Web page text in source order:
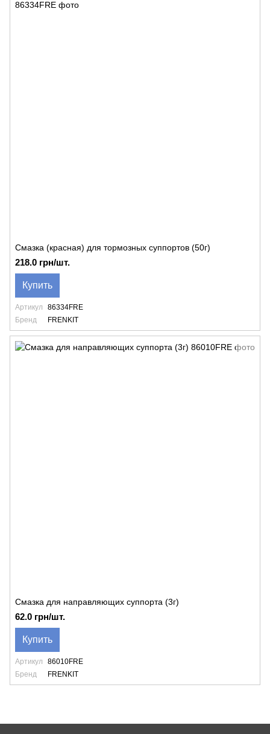
Смазка (красная) для тормозных суппортов (50г)
218.0 грн/шт.
Купить
Артикул
86334FRE
Бренд
FRENKIT
Смазка для направляющих суппорта (3г)
62.0 грн/шт.
Купить
Артикул
86010FRE
Бренд
FRENKIT